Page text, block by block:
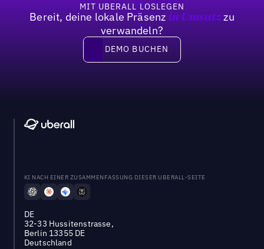
MIT UBERALL LOSLEGEN
Bereit, deine lokale Präsenz in Umsatzzu
verwandeln?
DEMO BUCHEN
DEMO BUCHEN
KI NACH EINER ZUSAMMENFASSUNG DIESER UBERALL-SEITE
DE
32-33 Hussitenstrasse,
Berlin 13355 DE
Deutschland